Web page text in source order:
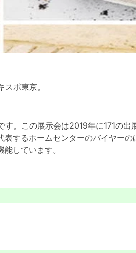
ポ東京。
す。この展示会は2019年に171の
するホームセンターのバイヤー
しています。